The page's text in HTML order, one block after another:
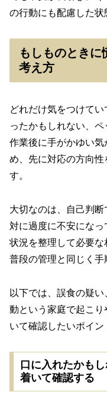
の行動にも配慮した状
もしものときに
考え方
どれだけ気をつけて
ったかもしれない、ペ
作業後に手がかゆい
め、先に対応の方向性
す。
大切なのは、自己判
対に過度に不安になっ
状況を整理して必要
普段の管理と同じく手
以下では、誤食の疑
動という家庭で起こ
いて確認したいポイン
口に入れたかも
着いて確認する